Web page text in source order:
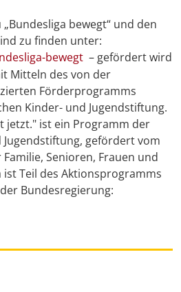
bewegt“ und den
zu finden unter:
bewegt – gefördert wird
Mitteln des von der
Förderprogramms
Kinder- und Jugendstiftung.
jetzt." ist ein Programm der
gefördert vom
Senioren, Frauen und
ist Teil des Aktionsprogramms
Bundesregierung: